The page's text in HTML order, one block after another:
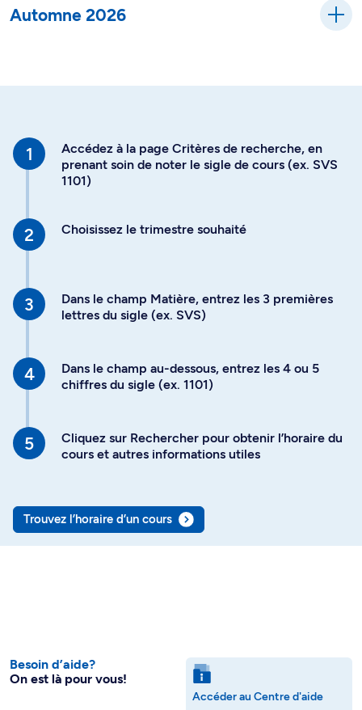
Automne 2026
Accédez à la page Critères de recherche, en
prenant soin de noter le sigle de cours (ex. SVS
1101)
Choisissez le trimestre souhaité
Dans le champ Matière, entrez les 3 premières
lettres du sigle (ex. SVS)
Dans le champ au-dessous, entrez les 4 ou 5
chiffres du sigle (ex. 1101)
Cliquez sur Rechercher pour obtenir l’horaire du
cours et autres informations utiles
Trouvez l’horaire d’un cours
Besoin d’aide?
On est là pour vous!
Accéder au Centre d'aide